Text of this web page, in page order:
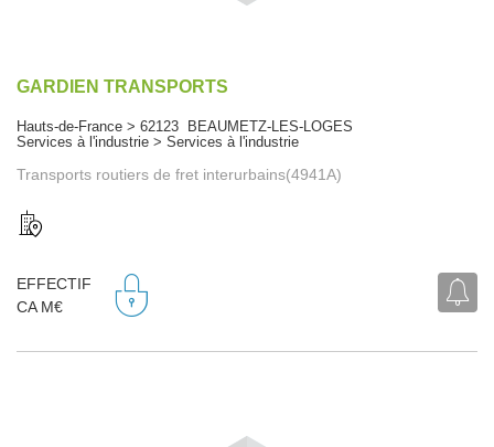
GARDIEN TRANSPORTS
Hauts-de-France > 62123 BEAUMETZ-LES-LOGES
Services à l'industrie > Services à l'industrie
Transports routiers de fret interurbains(4941A)
EFFECTIF
CA M€